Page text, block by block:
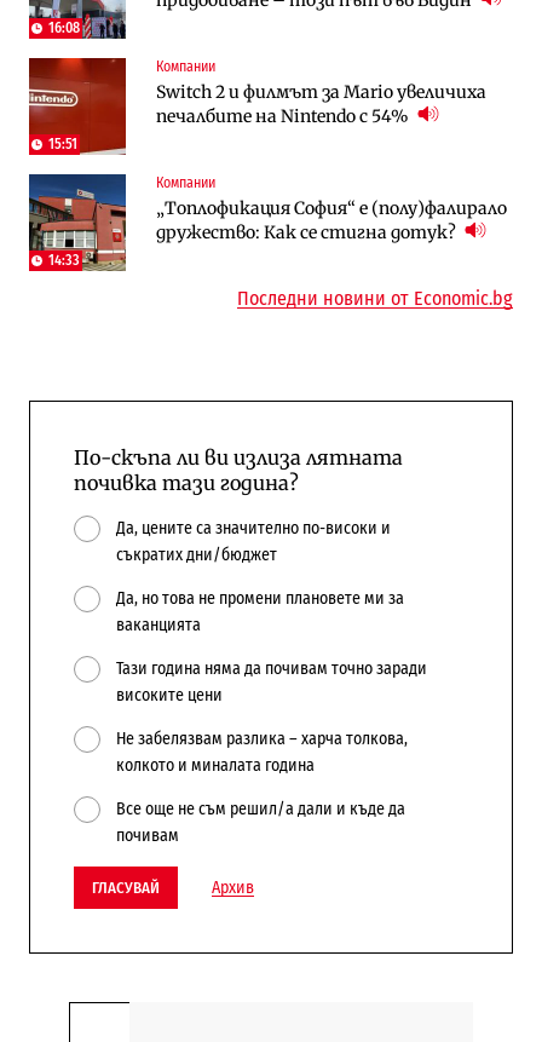
16:08
15:51
Компании
Switch 2 и филмът за Mario увеличиха
печалбите на Nintendo с 54%
14:33
Компании
„Топлофикация София“ e (полу)фалирало
дружество: Как се стигна дотук?
Digi&AI
Трафикът толкова е намалял, че големи
медии обмислят да се откажат
Публични финанси
Общините вече зависят от
централната власт за 75% от
To:know
Какво се променя в България от 1
август?
Отрасли
Жилищата в България поскъпват при
намаляващо население и все повече
Последни новини от Economic.bg
По-скъпа ли ви излиза лятната
почивка тази година?
Да, цените са значително по-високи и
съкратих дни/бюджет
Да, но това не промени плановете ми за
ваканцията
Тази година няма да почивам точно заради
високите цени
Не забелязвам разлика – харча толкова,
колкото и миналата година
Все още не съм решил/а дали и къде да
почивам
ГЛАСУВАЙ Архив